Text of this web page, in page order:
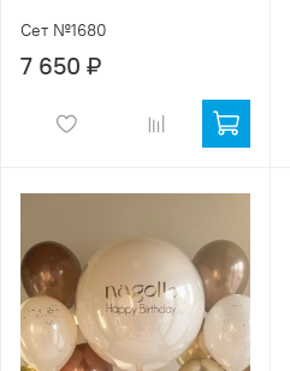
Сет №1680
7 650 ₽